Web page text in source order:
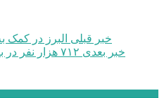
خبر قبلی البرز در
خبر بعدی
۷۱۲ هزار